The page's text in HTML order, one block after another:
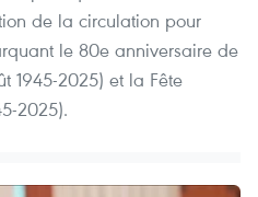
de la circulation pour
le 80e anniversaire de
1945-2025) et la Fête
2025).